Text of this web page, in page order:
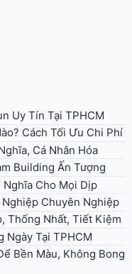
Uy Tín Tại TPHCM
Cách Tối Ưu Chi Phí
Cá Nhân Hóa
Building Ấn Tượng
Cho Mọi Dịp
Chuyên Nghiệp
Thống Nhất, Tiết Kiệm
Ngày Tại TPHCM
Bền Màu, Không Bong